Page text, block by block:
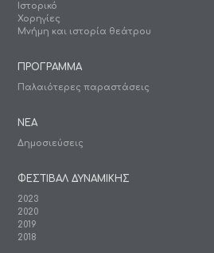
Ιστορικό
Χορηγίες
Μνήμη και ιστορία θεάτρου
ΠΡΟΓΡΑΜΜΑ
Παλαιότερες παραστάσεις
ΝΕΑ
Δημοσιεύσεις
ΦΕΣΤΙΒΑΛ ΔΥΝΑΜΙΚΗΣ
2023
2020
2019
2018